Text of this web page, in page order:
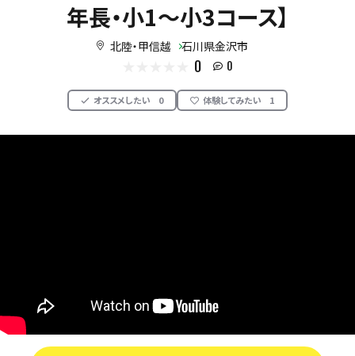
年長・小1〜小3コース】
北陸・甲信越 石川県金沢市
0 0
オススメしたい 0 体験してみたい 1